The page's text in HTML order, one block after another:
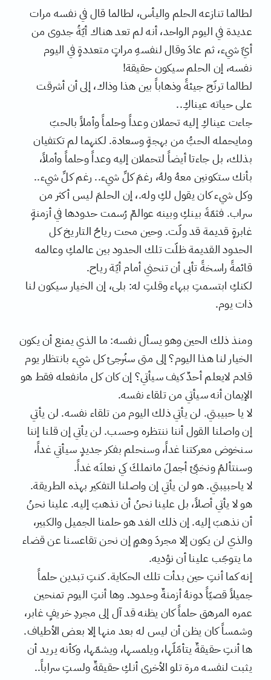
لطالما تنازعه الحلم واليأس، لطالما قال في نفسه مرات
عديدة في اليوم الواحد، أنه لم تعد هناك أيّةُ جدوى من
أيِّ شيء، ثم عادَ وقال لنفسهِ مراتٍ متعددةٍ في اليوم
نفسه، إن الحلم سيكون حقيقة!
لطالما ترنّح جيئةً وذهاباً بين هذا وذاك، إلى أن أشرقت
على حياته عيناكِ..
جاءت عيناكِ إليه تحملان وعداً وحلماً وأملاً بالحبّ
ومايحمله الحبُّ من بهجةٍ وسعادة. لكنهما لم تكتفيان
بذلك، بل جاءتا أيضاً لتحملان إليه وعداً وحلماً وأملاً،
بأنك ستكونين معهُ ولهُ، رغمَ كلِّ شيء.. رغم كلِّ شيء..
وكل شيء كان يقول لكِ وله.، إن الحلمَ ليس أكثر من
سراب. فثمّةَ بينكِ وبينه عوالمٌ رُسمت حدودها في أزمنةٍ
غابرةٍ قديمة قد ولّت. وحين محت رياحُ التاريخ كل
الحدود القديمة ظلّت تلك الحدود بين عالمكِ وعالمه
قائمةً راسخةً تأبى أن تنحني أمام أيّة رياح.
لكنكِ ابتسمتِ ببهاء وقلتِ له: بلى، إن الخيار سيكون لنا
ذات يوم.
ومنذ ذلك الحين وهو يسأل نفسه: ما الذي يمنع أن يكون
الخيار لنا هذا اليوم؟ إلى متى سنُرجئ كل شيء بانتظار يوم
قادم لايعلم أحدٌ كيف سيأتي؟ إن كان كل مانفعله فقط هو
الإيمان أنه سيأتي من تلقاء نفسه.
لا يا حبيبتي. لن يأتي ذلك اليوم من تلقاء نفسه. لن يأتي
إن واصلنا القول أننا ننتظره وحسب. لن يأتي إن قلنا إننا
سنخوض معركتنا غداً، وسنحلم بفكر جديدٍ سيأتي غداً،
وسنتألمُ ونخبّئ أجملَ مانملكَ كي نعلنَه غداً.
لا ياحبيبتي. هو لن يأتي إن واصلنا التفكير بهذه الطريقة.
هو لا يأتي أصلاً، بل علينا نحنُ أن نذهبَ إليه. علينا نحنُ
أن نذهبَ إليه. إن ذلك الغد هو حلمنا الجميل والكبير،
والذي لن يكون إلا مجردَ وهمٍ إن نحن تقاعسنا عن قضاء
ما يتوجّب علينا أن نؤديه.
إنه كما أنتِ حين بدأت تلك الحكاية. كنتِ تبدين حلماً
جميلاً قصيّاً دونهُ أزمنةٌ وحدود. وها أنتِ اليوم تمنحين
عمره المرهق حلماً كان يظنه قد آل إلى مجردِ خريفٍ غابر،
وشمساً كان يظن أن ليس له بعد منها إلا بعض الأطياف.
ها أنتِ حقيقةٌ يتأمّلّها، ويلمسها، ويشمّها، وكأنه يريد أن
يثبت لنفسه مرة تلو الأخرى أنكِ حقيقةٌ ولستِ سراباً..